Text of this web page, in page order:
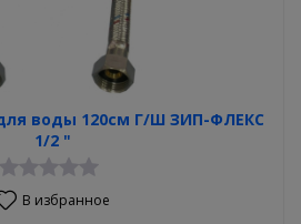
воды 120см Г/Ш ЗИП-ФЛЕКС
1/2 "
В избранное